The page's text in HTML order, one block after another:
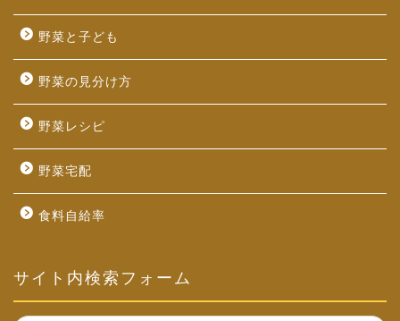
野菜と子ども
野菜の見分け方
野菜レシピ
野菜宅配
食料自給率
サイト内検索フォーム